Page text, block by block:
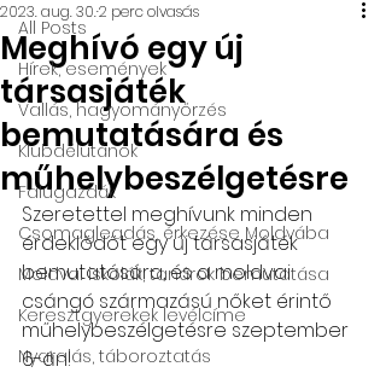
All Posts
Hírek, események
Vallás, hagyományőrzés
Klubdélutánok
Falugazdák
Csomagleadás, érkezése Moldvába
Moldvai iskolák, tanárok bemutatása
Keresztgyerekek levélcíme
Nyaralás, táboroztatás
Meghívó egy új
társasjáték
bemutatására és
műhelybeszélgetésre
2023. aug. 30.2 perc olvasás
Szeretettel meghívunk minden
érdeklődőt egy új társasjáték
bemutatására, és a moldvai
csángó származású nőket érintő
műhelybeszélgetésre szeptember
6-án!